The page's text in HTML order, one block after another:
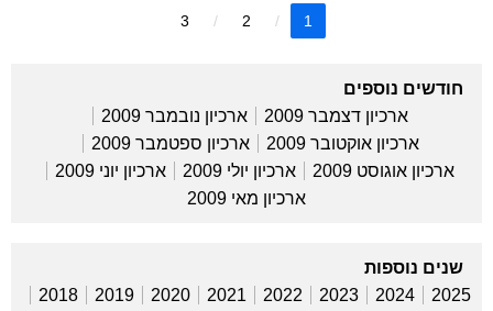
1
2
3
חודשים נוספים
ארכיון דצמבר 2009
ארכיון נובמבר 2009
ארכיון אוקטובר 2009
ארכיון ספטמבר 2009
ארכיון אוגוסט 2009
ארכיון יולי 2009
ארכיון יוני 2009
ארכיון מאי 2009
שנים נוספות
2025
2024
2023
2022
2021
2020
2019
2018